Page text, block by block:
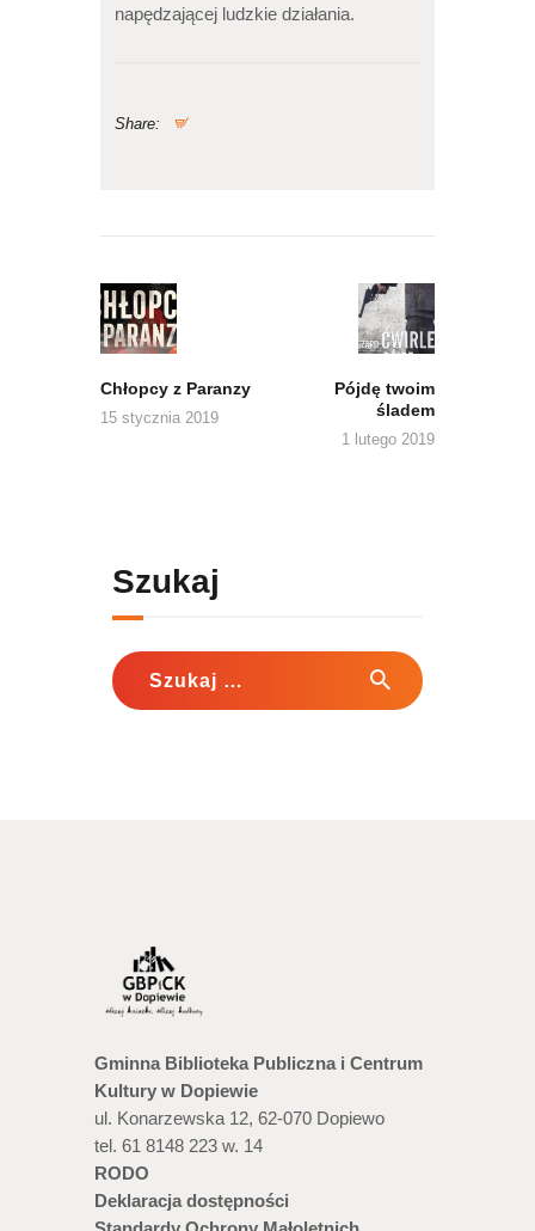
napędzającej ludzkie działania.
Share:
wpisu
Chłopcy z Paranzy
15 stycznia 2019
Pójdę twoim
śladem
1 lutego 2019
Szukaj
Szukaj:
Gminna Biblioteka Publiczna i Centrum
Kultury w Dopiewie
ul. Konarzewska 12, 62-070 Dopiewo
tel. 61 8148 223 w. 14
RODO
Deklaracja dostępności